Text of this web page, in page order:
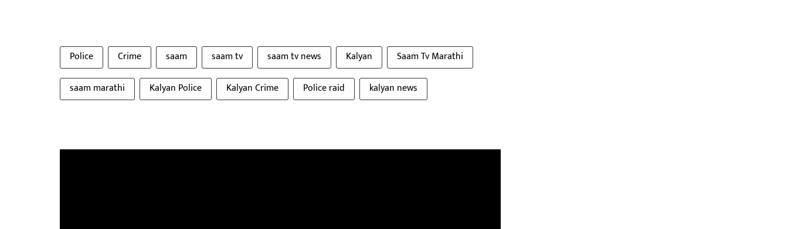
Police Crime saam saam tv saam tv news Kalyan
Saam Tv Marathi
saam marathi
Kalyan Police Kalyan Crime Police raid kalyan news